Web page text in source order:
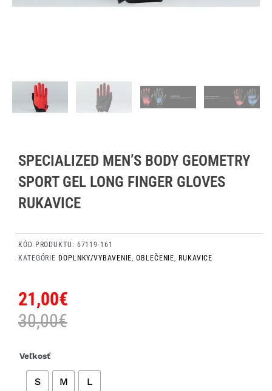
SPECIALIZED MEN’S BODY GEOMETRY
SPORT GEL LONG FINGER GLOVES
RUKAVICE
KÓD PRODUKTU: 67119-161
KATEGÓRIE DOPLNKY/VYBAVENIE ,OBLEČENIE RUKAVICE
Veľkosť
S M L
množstvo
Men's
21,00€
30,00€